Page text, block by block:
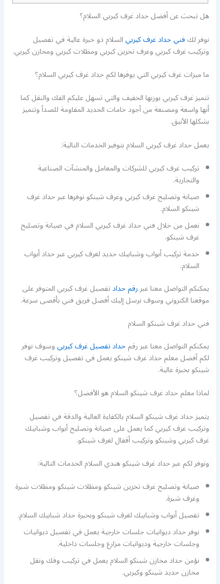
هل تبحث عن أفضل حداد غرف كيربي السلام؟
نوفر لكفني حداد غرف كيربيالسلام ذو خبرة عالية في تفصيل
وتركيب غرف كيربي وغرف تخزين كيربي ومظلات كيربي ومخازن كيربي.
ما ميزات غرف كيربي التي يوفرها لكم حداد غرف كيربي السلام؟
تتميز غرف كيربي بوزنها الخفيف والتي تسهل عليكم الفك والنقل كما
أنها واسعة ومصنعة من أجود خامات الحديد المقاومة للصدأ وتتميز
بشكلها الأنيق.
يعمل حداد غرف كيربي السلام بتوفير الخدمات التالية:
تركيب غرف كيربي للشركات والمعامل والمنشآت الصناعية
والتجارية.
صيانة وتصليح غرف كيربي وغرف شينكو نوفرها عبر حداد غرف
شينكو السلام.
نعمل من خلال فني حداد غرف كيربي السلام في صيانة وتصليح
غرف شينكو.
خدمة تركيب أبواب وشبابيك حديد لغرف كيربي عبر حداد أبواب
السلام.
يمكنكم التواصل معنا عبررقم حدادتفصيل غرف كيربي المتوفر على
موقعنا الكتروني وسوف نرسل إليك أفضل فريق فني بأقصى سرعة.
فني حداد غرف شينكو السلام
يمكنكم التواصل معنا عبر رقمحداد تفصيل غرف كيربيوسوف نوفر
لكم أفضل معلم حداد غرف شينكو يعمل في تفصيل وتركيب غرف
شينكو بخبرة عالية.
لماذا معلم حداد غرف شينكو السلام هو الأفضل؟
يتميز حداد غرف شينكو السلام بالكفاءة العالية والدقة في تفصيل
وتركيب غرف كيربي كما يعمل على صيانة وتصليح أبواب وشبابيك
غرف كيربي وشينكو وتركيب أقفال لغرف شينكو.
ونوفر لكم عبر حداد غرف شينكو هندي السلام الخدمات التالية:
صيانة وتصليح غرف تخزين شينكو ومظلات شينكو ومظلات شبرة
وغرف شبرة.
تفصيل أبواب وشبابيك لغرف شينكو وبخبرة حداد شبابيك السلام.
نوفر حداد ديوانيات جلسات خارجية يعمل في تفصيل ديوانيات
وجلسات خارجية وديوانيات مزارع وجلسات داخلية.
نؤمن حداد مخازن شينكو السلام يعمل في تركيب وفك ونقل
مخازن حديد شينكو وكيربي.